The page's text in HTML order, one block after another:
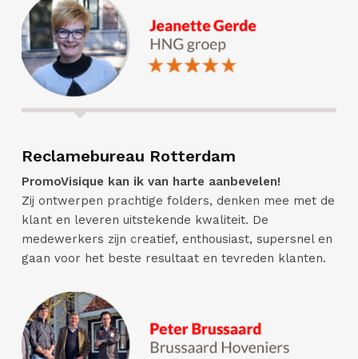
Reclamebureau Rotterdam
PromoVisique kan ik van harte aanbevelen!
Zij ontwerpen prachtige folders, denken mee met de
klant en leveren uitstekende kwaliteit. De
medewerkers zijn creatief, enthousiast, supersnel en
gaan voor het beste resultaat en tevreden klanten.